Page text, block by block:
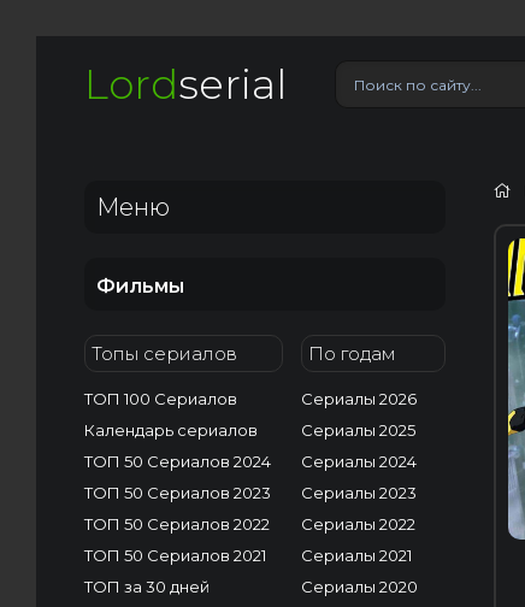
Lordserial
Меню
Фильмы
Топы сериалов
ТОП 100 Сериалов
Календарь сериалов
ТОП 50 Сериалов 2024
ТОП 50 Сериалов 2023
ТОП 50 Сериалов 2022
ТОП 50 Сериалов 2021
ТОП за 30 дней
По годам
Сериалы 2026
Сериалы 2025
Сериалы 2024
Сериалы 2023
Сериалы 2022
Сериалы 2021
Сериалы 2020